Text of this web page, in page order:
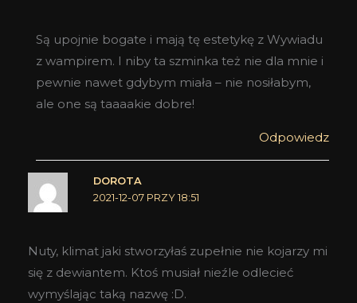
Są upojnie bogate i mają tę estetykę z Wywiadu
z wampirem. I niby ta szminka też nie dla mnie i
pewnie nawet gdybym miała – nie nosiłabym,
ale one są taaaakie dobre!
Odpowiedz
DOROTA
2021-12-07 PRZY 18:51
Nuty, klimat jaki stworzyłaś zupełnie nie kojarzy mi
się z dewiantem. Ktoś musiał nieźle odlecieć
wymyślając taką nazwę :D.